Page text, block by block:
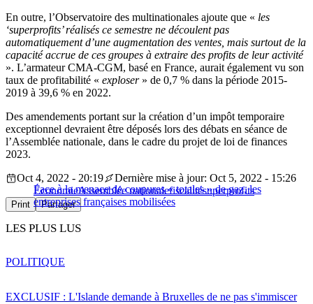
En outre, l’Observatoire des multinationales ajoute que « les
‘superprofits’ réalisés ce semestre ne découlent pas
automatiquement d’une augmentation des ventes, mais surtout de la
capacité accrue de ces groupes à extraire des profits de leur activité
». L’armateur CMA-CGM, basé en France, aurait également vu son
taux de profitabilité « exploser» de 0,7 % dans la période 2015-
2019 à 39,6 % en 2022.
Des amendements portant sur la création d’un impôt temporaire
exceptionnel devraient être déposés lors des débats en séance de
l’Assemblée nationale, dans le cadre du projet de loi de finances
2023.
​​Face à la menace de coupures « totales » de gaz, les
entreprises françaises mobilisées
Oct 4, 2022 - 20:19
Dernière mise à jour: Oct 5, 2022 - 15:26
ÉconomieAssemblée nationalefiscalitésuperprofits
Print Partager
LES PLUS LUS
EXCLUSIF : L'Islande demande à Bruxelles de ne pas s'immiscer
POLITIQUE